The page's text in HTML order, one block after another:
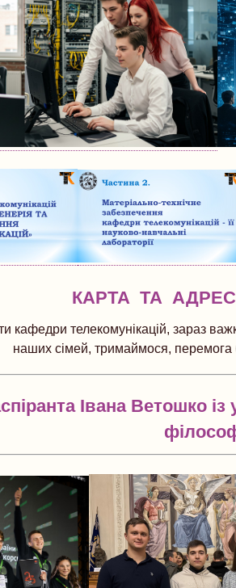
КАРТА ТА
кафедри телекомунікацій, зараз
наших сімей, тримаймося, перемога
Івана Ветошко